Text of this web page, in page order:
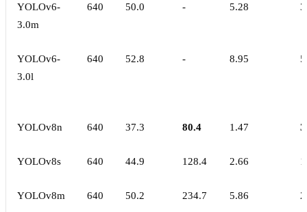
YOLOv6-
3.0m
640 50.0 - 5.28
YOLOv6-
3.0l
640 52.8 - 8.95
YOLOv8n 640 37.3 80.4 1.47
YOLOv8s 640 44.9 128.4 2.66
YOLOv8m 640 50.2 234.7 5.86